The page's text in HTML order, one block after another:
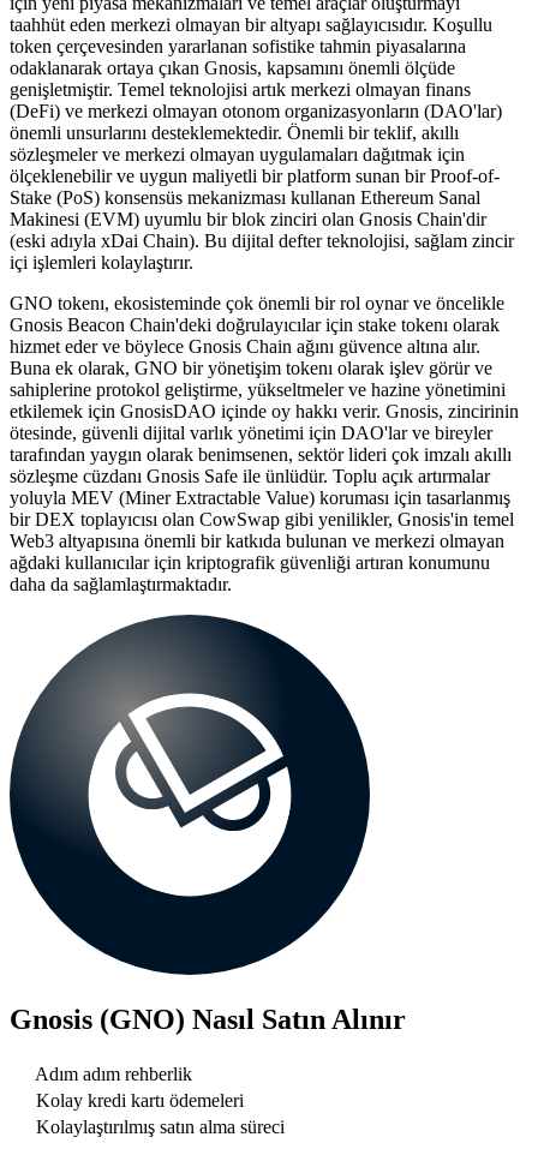
taahhüt eden merkezi olmayan bir altyapı sağlayıcısıdır. Koşullu
token çerçevesinden yararlanan sofistike tahmin piyasalarına
odaklanarak ortaya çıkan Gnosis, kapsamını önemli ölçüde
genişletmiştir. Temel teknolojisi artık merkezi olmayan finans
(DeFi) ve merkezi olmayan otonom organizasyonların (DAO'lar)
önemli unsurlarını desteklemektedir. Önemli bir teklif, akıllı
sözleşmeler ve merkezi olmayan uygulamaları dağıtmak için
ölçeklenebilir ve uygun maliyetli bir platform sunan bir Proof-of-
Stake (PoS) konsensüs mekanizması kullanan Ethereum Sanal
Makinesi (EVM) uyumlu bir blok zinciri olan Gnosis Chain'dir
(eski adıyla xDai Chain). Bu dijital defter teknolojisi, sağlam zincir
içi işlemleri kolaylaştırır.
GNO tokenı, ekosisteminde çok önemli bir rol oynar ve öncelikle
Gnosis Beacon Chain'deki doğrulayıcılar için stake tokenı olarak
hizmet eder ve böylece Gnosis Chain ağını güvence altına alır.
Buna ek olarak, GNO bir yönetişim tokenı olarak işlev görür ve
sahiplerine protokol geliştirme, yükseltmeler ve hazine yönetimini
etkilemek için GnosisDAO içinde oy hakkı verir. Gnosis, zincirinin
ötesinde, güvenli dijital varlık yönetimi için DAO'lar ve bireyler
tarafından yaygın olarak benimsenen, sektör lideri çok imzalı akıllı
sözleşme cüzdanı Gnosis Safe ile ünlüdür. Toplu açık artırmalar
yoluyla MEV (Miner Extractable Value) koruması için tasarlanmış
bir DEX toplayıcısı olan CowSwap gibi yenilikler, Gnosis'in temel
Web3 altyapısına önemli bir katkıda bulunan ve merkezi olmayan
ağdaki kullanıcılar için kriptografik güvenliği artıran konumunu
daha da sağlamlaştırmaktadır.
Gnosis (GNO) Nasıl Satın Alınır
Adım adım rehberlik
Kolay kredi kartı ödemeleri
Kolaylaştırılmış satın alma süreci